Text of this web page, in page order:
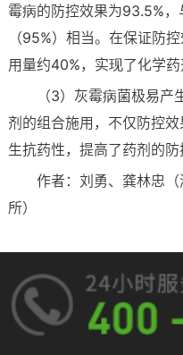
霉病的防控效果为93.5%
（95%）相当。在保证防
用量约40%，实现了化学药
（3）灰霉病菌极易
剂的组合施用，不仅防控
生抗药性，提高了药剂的
作者：刘勇、龚林忠
所）